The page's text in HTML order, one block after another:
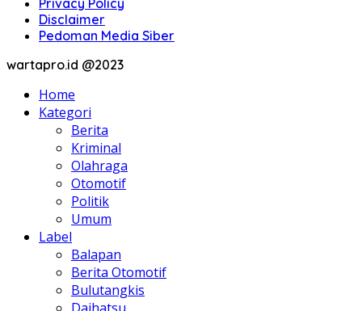
Privacy Policy
Disclaimer
Pedoman Media Siber
wartapro.id @2023
Home
Kategori
Berita
Kriminal
Olahraga
Otomotif
Politik
Umum
Label
Balapan
Berita Otomotif
Bulutangkis